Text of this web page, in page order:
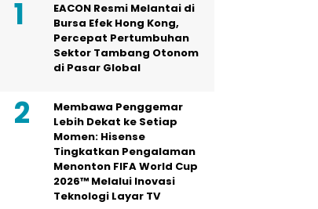
EACON Resmi Melantai di
Bursa Efek Hong Kong,
Percepat Pertumbuhan
Sektor Tambang Otonom
di Pasar Global
Membawa Penggemar
Lebih Dekat ke Setiap
Momen: Hisense
Tingkatkan Pengalaman
Menonton FIFA World Cup
2026™ Melalui Inovasi
Teknologi Layar TV